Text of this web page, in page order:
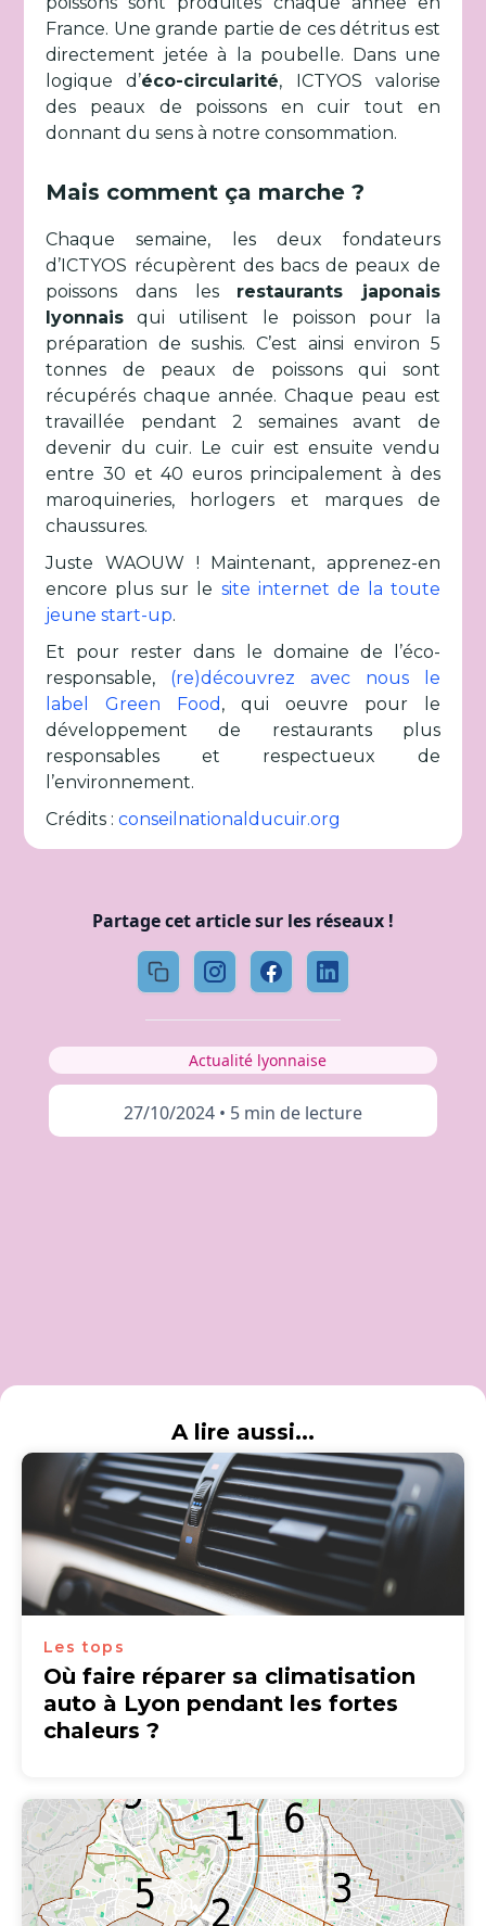
France. Une grande partie de ces détritus est
directement jetée à la poubelle. Dans une
logique d’éco-circularité, ICTYOS valorise
des peaux de poissons en cuir tout en
donnant du sens à notre consommation.
Mais comment ça marche ?
Chaque semaine, les deux fondateurs
d’ICTYOS récupèrent des bacs de peaux de
poissons dans les restaurants japonais
lyonnais qui utilisent le poisson pour la
préparation de sushis. C’est ainsi environ 5
tonnes de peaux de poissons qui sont
récupérés chaque année. Chaque peau est
travaillée pendant 2 semaines avant de
devenir du cuir. Le cuir est ensuite vendu
entre 30 et 40 euros principalement à des
maroquineries, horlogers et marques de
chaussures.
Juste WAOUW ! Maintenant, apprenez-en
encore plus sur le site internet de la toute
jeune start-up.
Et pour rester dans le domaine de l’éco-
responsable, (re)découvrez avec nous le
label Green Food , qui oeuvre pour le
développement de restaurants plus
responsables et respectueux de
l’environnement.
Crédits :conseilnationalducuir.org
Partage cet article sur les réseaux !
Actualité lyonnaise
27/10/2024 • 5 min de lecture
A lire aussi...
Les tops
Où faire réparer sa climatisation
auto à Lyon pendant les fortes
chaleurs ?